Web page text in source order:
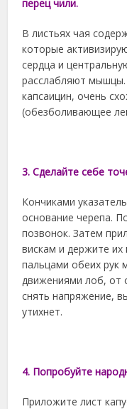
перец чили.
В листьях чая
которые
сердца и
расслабляют
капсаицин, очень
(обезболивающее
3. Сделайте себе
Кончиками
основание черепа.
позвонок. Затем
вискам и держите
пальцами обеих рук
движениями лоб, от
снять напряжение,
утихнет.
4. Попробуйте
Приложите лист